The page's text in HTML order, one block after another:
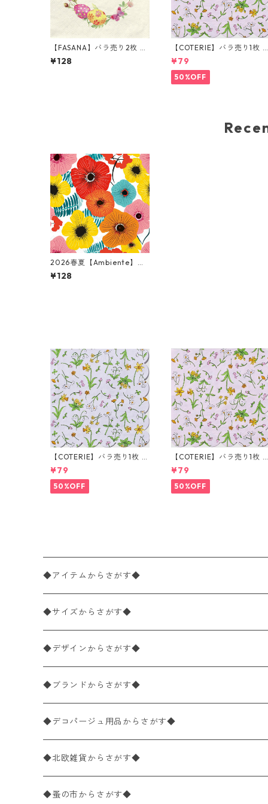
【FASANA】バラ売り2枚 ラ
ンチサイズ ペーパーナプキ
ン Easter wreath ナチュラ
¥128
【COTERIE】バラ売り1枚
ンチサイズ ペーパーナプキ
ン Guess How Much I
You ピンク Anita Jeram ア
ニタ・ジェラーム
¥79
50%OFF
2026春夏【Ambiente】バ
ラ売り2枚 ランチサイズ ペ
ーパーナプキン Colourful F
¥128
【COTERIE】バラ売り1枚 ラ
ンチサイズ ペーパーナプキ
ン Guess How Much I Love
You ブルー Anita Jeram ア
ニタ・ジェラーム
¥79
50%OFF
【COTERIE】バラ売り1枚
ンチサイズ ペーパーナプキ
ン Guess How Much I
You ピンク Anita Jeram ア
ニタ・ジェラーム
¥79
50%OFF
◆アイテムからさがす◆
ペーパーナプキン2枚バラ売り
ペーパーナプキン1枚バラ売り
ペーパーナプキン20枚入りパック
ペーパーナプキン10枚入りパック
ライスペーパー
ペーパーリネンナプキン
◆サイズからさがす◆
33×33cm（ランチサイズ）
バラ売り
パック売り
25×25cm（カクテルサイズ）
バラ売り
パック売り
40×40cm（ディナーサイズ）
バラ売り
パック売り
21×21cm（ポケットサイズ）
バラ売り
33cm（ラウンド）
◆デザインからさがす◆
花柄
植物・グリーン柄
動物・鳥・昆虫・蝶柄
海・魚柄
◆ブランドからさがす◆
ドイツ製 IHR/イア
ランチサイズ
カクテルサイズ
ドイツ製 Ambiente/アンビエンテ
ランチサイズ
ドイツ製 Paperproducts Design
◆デコパージュ用品からさがす◆
デコパージュ液
デコパージュ下地
◆北欧雑貨からさがす◆
シリコンモールド
◆蚤の市からさがす◆